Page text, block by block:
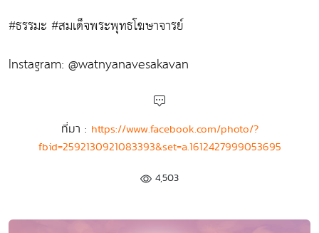
#ธรรมะ #สมเด็จพระพุทธโฆษาจารย์
Instagram: @watnyanavesakavan
ที่มา : https://www.facebook.com/photo/?
fbid=2592130921083393&set=a.1612427999053695
4,503